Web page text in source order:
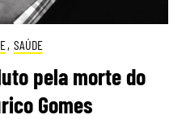
, SAÚDE
pela morte do
Gomes